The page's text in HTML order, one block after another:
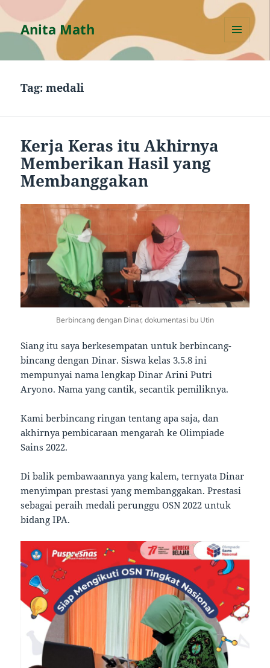
Anita Math
MENU
AND
Tag:medali
Kerja Keras itu Akhirnya
Memberikan Hasil yang
Membanggakan
Berbincang dengan Dinar, dokumentasi bu Utin
Siang itu saya berkesempatan untuk berbincang-
bincang dengan Dinar. Siswa kelas 3.5.8 ini
mempunyai nama lengkap Dinar Arini Putri
Aryono. Nama yang cantik, secantik pemiliknya.
Kami berbincang ringan tentang apa saja, dan
akhirnya pembicaraan mengarah ke Olimpiade
Sains 2022.
Di balik pembawaannya yang kalem, ternyata Dinar
menyimpan prestasi yang membanggakan. Prestasi
sebagai peraih medali perunggu OSN 2022 untuk
bidang IPA.